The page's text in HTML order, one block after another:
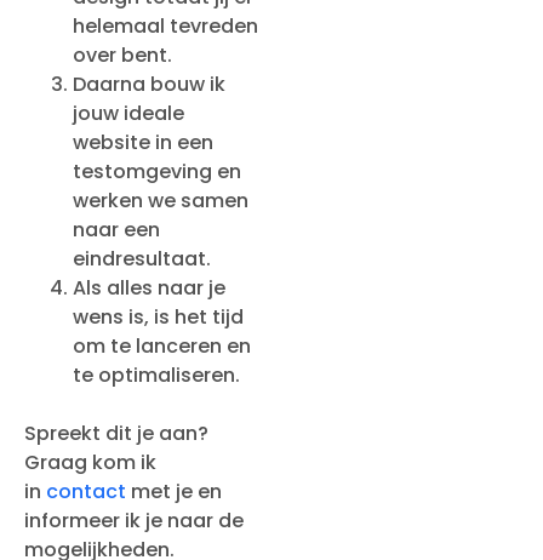
helemaal tevreden
over bent.
Daarna bouw ik
jouw ideale
website in een
testomgeving en
werken we samen
naar een
eindresultaat.
Als alles naar je
wens is, is het tijd
om te lanceren en
te optimaliseren.
Spreekt dit je aan?
Graag kom ik
in contact met je en
informeer ik je naar de
mogelijkheden.